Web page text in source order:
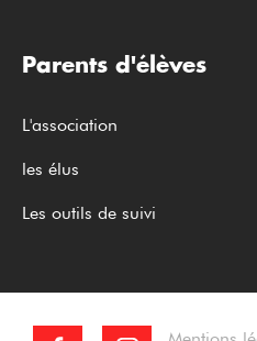
Parents d'élèves
L'association
les élus
Les outils de suivi